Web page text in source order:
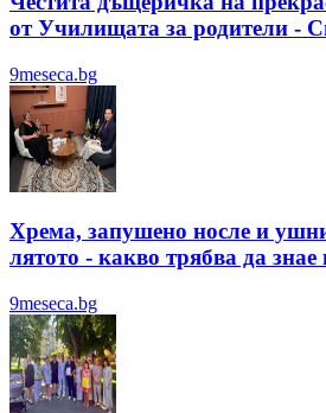
от Училищата за родители -
9meseca.bg
Хрема, запушено носле и
лятотo - какво трябва да знае
9meseca.bg